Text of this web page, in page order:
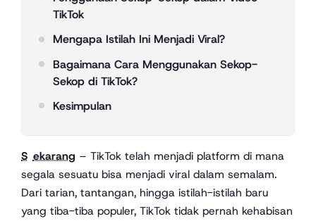
TikTok
Mengapa Istilah Ini Menjadi Viral?
Bagaimana Cara Menggunakan Sekop-
Sekop di TikTok?
Kesimpulan
Sekarang – TikTok telah menjadi platform di mana
segala sesuatu bisa menjadi viral dalam semalam.
Dari tarian, tantangan, hingga istilah-istilah baru
yang tiba-tiba populer, TikTok tidak pernah kehabisan